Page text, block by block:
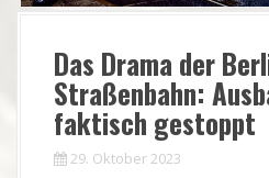
Das Drama der
Straßenbahn:
faktisch gestoppt
29. Oktober 2023